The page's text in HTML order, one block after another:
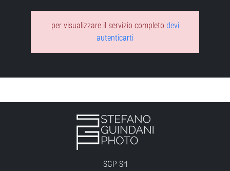
per visualizzare il servizio completo devi
autenticarti
SGP Srl